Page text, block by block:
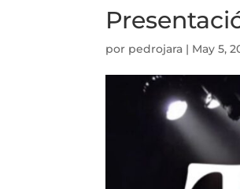
por pedrojara | May 5,